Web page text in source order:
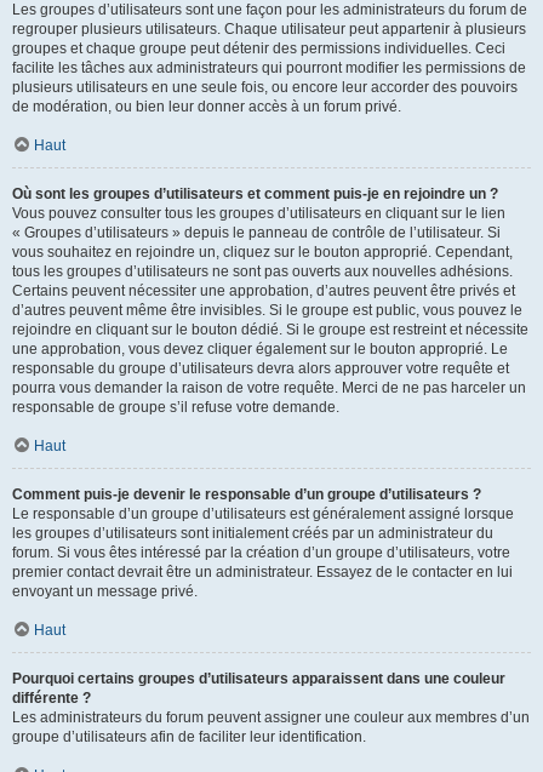
Les groupes d’utilisateurs sont une façon pour les administrateurs du forum de
regrouper plusieurs utilisateurs. Chaque utilisateur peut appartenir à plusieurs
groupes et chaque groupe peut détenir des permissions individuelles. Ceci
facilite les tâches aux administrateurs qui pourront modifier les permissions de
plusieurs utilisateurs en une seule fois, ou encore leur accorder des pouvoirs
de modération, ou bien leur donner accès à un forum privé.
Haut
Où sont les groupes d’utilisateurs et comment puis-je en rejoindre un ?
Vous pouvez consulter tous les groupes d’utilisateurs en cliquant sur le lien
« Groupes d’utilisateurs » depuis le panneau de contrôle de l’utilisateur. Si
vous souhaitez en rejoindre un, cliquez sur le bouton approprié. Cependant,
tous les groupes d’utilisateurs ne sont pas ouverts aux nouvelles adhésions.
Certains peuvent nécessiter une approbation, d’autres peuvent être privés et
d’autres peuvent même être invisibles. Si le groupe est public, vous pouvez le
rejoindre en cliquant sur le bouton dédié. Si le groupe est restreint et nécessite
une approbation, vous devez cliquer également sur le bouton approprié. Le
responsable du groupe d’utilisateurs devra alors approuver votre requête et
pourra vous demander la raison de votre requête. Merci de ne pas harceler un
responsable de groupe s’il refuse votre demande.
Haut
Comment puis-je devenir le responsable d’un groupe d’utilisateurs ?
Le responsable d’un groupe d’utilisateurs est généralement assigné lorsque
les groupes d’utilisateurs sont initialement créés par un administrateur du
forum. Si vous êtes intéressé par la création d’un groupe d’utilisateurs, votre
premier contact devrait être un administrateur. Essayez de le contacter en lui
envoyant un message privé.
Haut
Pourquoi certains groupes d’utilisateurs apparaissent dans une couleur
différente ?
Les administrateurs du forum peuvent assigner une couleur aux membres d’un
groupe d’utilisateurs afin de faciliter leur identification.